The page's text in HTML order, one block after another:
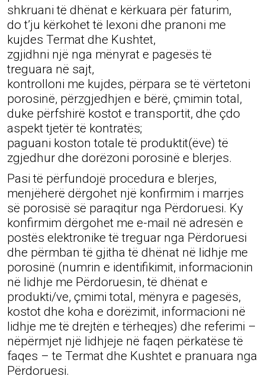
shkruani të dhënat e kërkuara për faturim,
do t’ju kërkohet të lexoni dhe pranoni me
kujdes Termat dhe Kushtet,
zgjidhni një nga mënyrat e pagesës të
treguara në sajt,
kontrolloni me kujdes, përpara se të vërtetoni
porosinë, përzgjedhjen e bërë, çmimin total,
duke përfshirë kostot e transportit, dhe çdo
aspekt tjetër të kontratës;
paguani koston totale të produktit(ëve) të
zgjedhur dhe dorëzoni porosinë e blerjes.
Pasi të përfundojë procedura e blerjes,
menjëherë dërgohet një konfirmim i marrjes
së porosisë së paraqitur nga Përdoruesi. Ky
konfirmim dërgohet me e-mail në adresën e
postës elektronike të treguar nga Përdoruesi
dhe përmban të gjitha të dhënat në lidhje me
porosinë (numrin e identifikimit, informacionin
në lidhje me Përdoruesin, të dhënat e
produkti/ve, çmimi total, mënyra e pagesës,
kostot dhe koha e dorëzimit, informacioni në
lidhje me të drejtën e tërheqjes) dhe referimi –
nëpërmjet një lidhjeje në faqen përkatëse të
faqes – te Termat dhe Kushtet e pranuara nga
Përdoruesi.